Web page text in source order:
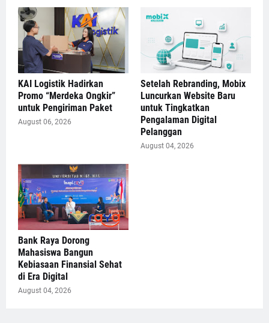
KAI Logistik Hadirkan
Promo “Merdeka Ongkir”
untuk Pengiriman Paket
August 06, 2026
Setelah Rebranding, Mobix
Luncurkan Website Baru
untuk Tingkatkan
Pengalaman Digital
Pelanggan
August 04, 2026
Bank Raya Dorong
Mahasiswa Bangun
Kebiasaan Finansial Sehat
di Era Digital
August 04, 2026